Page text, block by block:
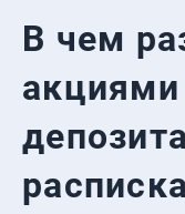
В чем
акциями